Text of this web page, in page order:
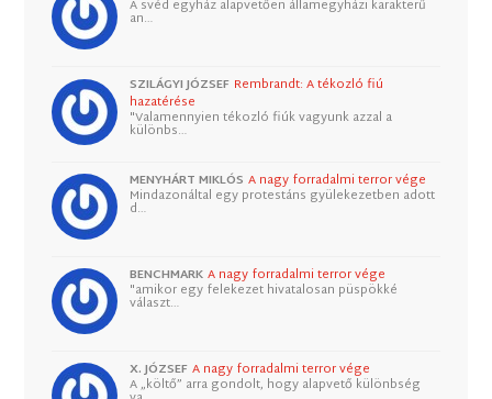
A svéd egyház alapvetően államegyházi karakterű
an…
SZILÁGYI JÓZSEF Rembrandt: A tékozló fiú
hazatérése
"Valamennyien tékozló fiúk vagyunk azzal a
különbs…
MENYHÁRT MIKLÓS A nagy forradalmi terror vége
Mindazonáltal egy protestáns gyülekezetben adott
d…
BENCHMARK A nagy forradalmi terror vége
"amikor egy felekezet hivatalosan püspökké
választ…
X. JÓZSEF A nagy forradalmi terror vége
A „költő” arra gondolt, hogy alapvető különbség